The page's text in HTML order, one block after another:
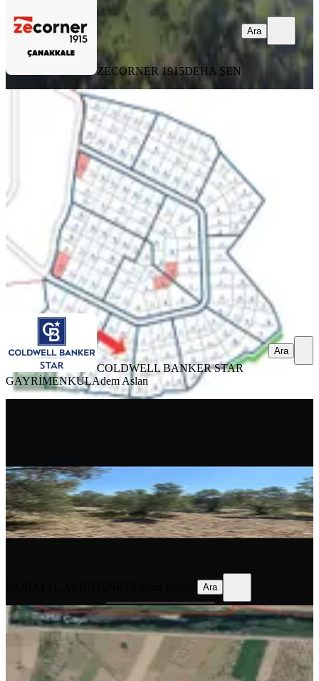
ZECORNER 1915DEHA ŞEN
Ara
Nef Assos Projesinde Eko Turizm
İmarlı, Deniz Manzaralı Arsa
Ayvacık, Paşaköy Köyü
344 m²·10.145/m²· 19.11.2025
3.490.000 ₺
COLDWELL BANKER STAR GAYRİMENKULAdem Aslan
COLDWELL BANKER STAR
GAYRİMENKULAdem Aslan
Ara
1732 m²
2.100.000 ₺
MORALI GAYRİMENKULÜnal Keskin
Ara
Turyap'tan Ayvacık Tuzla'da
Kadastral Yola Cepheli 2546m2 Tarla
Ayvacık, Tuzla Köyü